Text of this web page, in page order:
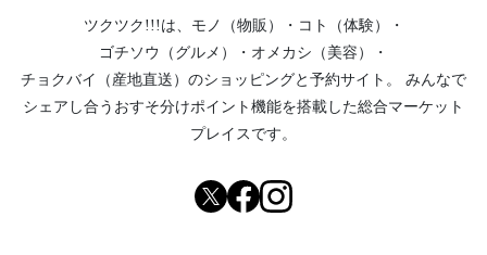
ツクツク!!!は、 モノ（物販） ・ コト（体験）
・
ゴチソウ（グルメ）
・ オメカシ（美容）
・
チョクバイ（産地直送） のショッピングと予約サイト。
みんなで
シェアし合う おすそ分けポイント機能を搭載した総合マーケット
プレイスです。